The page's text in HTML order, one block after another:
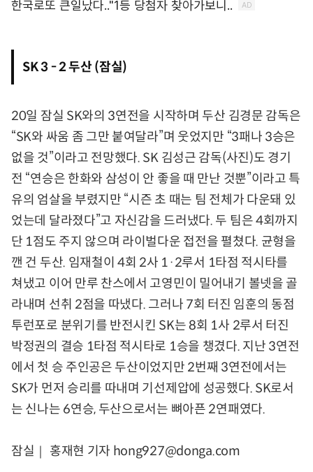
SK 3 - 2 두산 (잠실)
20일 잠실 SK와의 3연전을 시작하며 두산 김경문 감독은
“SK와 싸움 좀 그만 붙여달라”며 웃었지만 “3패나 3승은
없을 것”이라고 전망했다. SK 김성근 감독(사진)도 경기
전 “연승은 한화와 삼성이 안 좋을 때 만난 것뿐”이라고 특
유의 엄살을 부렸지만 “시즌 초 때는 팀 전체가 다운돼 있
었는데 달라졌다”고 자신감을 드러냈다. 두 팀은 4회까지
단 1점도 주지 않으며 라이벌다운 접전을 펼쳤다. 균형을
깬 건 두산. 임재철이 4회 2사 1·2루서 1타점 적시타를
쳐냈고 이어 만루 찬스에서 고영민이 밀어내기 볼넷을 골
라내며 선취 2점을 따냈다. 그러나 7회 터진 임훈의 동점
투런포로 분위기를 반전시킨 SK는 8회 1사 2루서 터진
박정권의 결승 1타점 적시타로 1승을 챙겼다. 지난 3연전
에서 첫 승 주인공은 두산이었지만 2번째 3연전에서는
SK가 먼저 승리를 따내며 기선제압에 성공했다. SK로서
는 신나는 6연승, 두산으로서는 뼈아픈 2연패였다.
잠실｜ 홍재현 기자 hong927@donga.com